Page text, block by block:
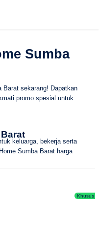
Sumba
Barat sekarang! Dapatkan
promo spesial untuk
keluarga, bekerja serta
Sumba Barat harga
Khusus